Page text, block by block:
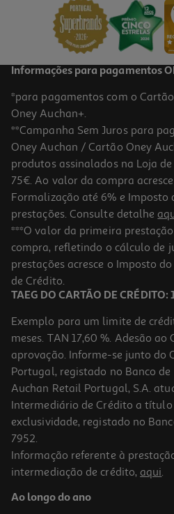
Informações para pagamentos
*para pagamentos com o
Oney Auchan+.
**Campanha Sem Juros para
Oney Auchan / Cartão Oney
produtos assinalados na Loja
75€. Ao valor da compra
Formalização até 6% e Imposto
prestações. Consulte detalhe
***O valor da primeira
compra, refletindo o cálculo de
prestações acresce o Imposto
de Crédito.
TAEG DO CARTÃO DE CRÉDITO:
Exemplo para um limite de
meses. TAN 17,60 %. Adesão
aprovação. Informe-se junto do
Portugal, registado no Banco
Auchan Retail Portugal, S.A.
Intermediário de Crédito a título
exclusividade, registado no
7952.
Informação referente à
intermediação de crédito, aqui.
Ao longo do ano